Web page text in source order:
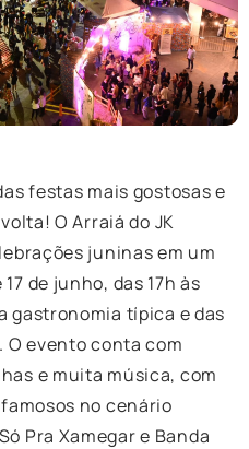
festas mais gostosas e
O Arraiá do JK
juninas em um
de junho, das 17h às
gastronomia típica e das
evento conta com
e muita música, com
no cenário
Pra Xamegar e Banda